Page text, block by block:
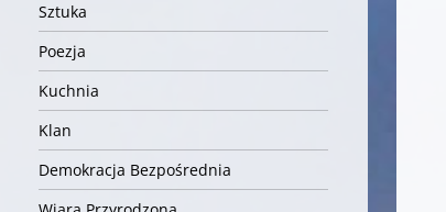
Sztuka
Poezja
Kuchnia
Klan
Demokracja Bezpośrednia